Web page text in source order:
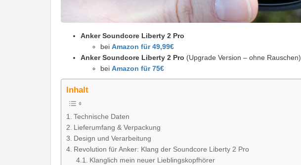
Anker Soundcore Liberty 2 Pro
bei Amazon für 49,99€
Anker Soundcore Liberty 2 Pro (Upgrade Version – ohne Rauschen)
bei Amazon für 75€
Inhalt
Technische Daten
Lieferumfang & Verpackung
Design und Verarbeitung
Revolution für Anker: Klang der Soundcore Liberty 2 Pro
Klanglich mein neuer Lieblingskopfhörer